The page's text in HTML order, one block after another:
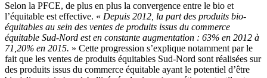
Selon la PFCE, de plus en plus la convergence entre le bio et
l’équitable est effective. « Depuis 2012, la part des produits bio-
équitables au sein des ventes de produits issus du commerce
équitable Sud-Nord est en constante augmentation : 63% en 2012 à
71,20% en 2015. » Cette progression s’explique notamment par le
fait que les ventes de produits équitables Sud-Nord sont réalisées sur
des produits issus du commerce équitable ayant le potentiel d’être